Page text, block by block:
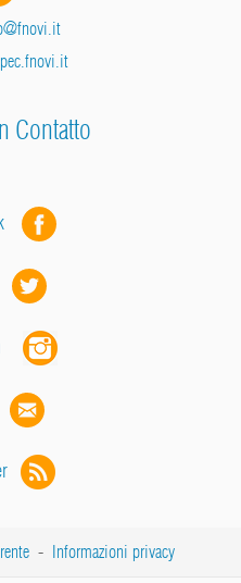
Contatto
- Informazioni privacy